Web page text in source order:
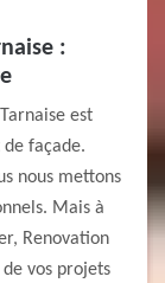
:
est
façade.
nous mettons
Mais à
Renovation
de vos projets